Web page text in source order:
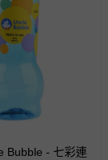
Bubble - 七彩連